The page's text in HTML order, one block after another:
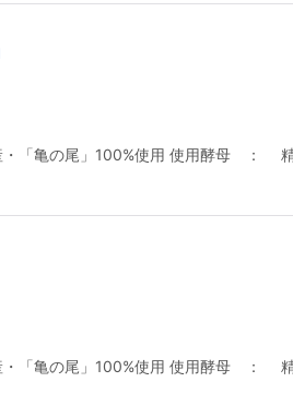
町産・「亀の尾」100%使用 使
町産・「亀の尾」100%使用 使